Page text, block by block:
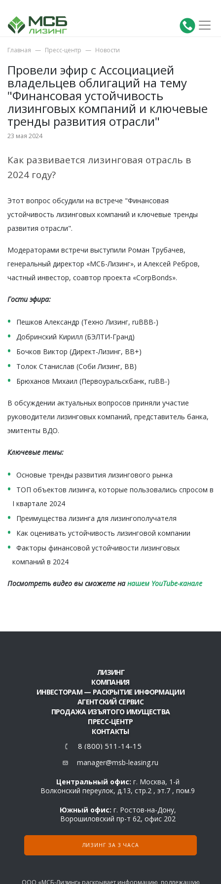
Главная Пресс-центр Новости
Провели эфир с Ассоциацией
владельцев облигаций на тему
"Финансовая устойчивость
лизинговых компаний и ключевые
тренды развития отрасли"
23 мая 2024
Как развивается лизинговая отрасль в
2024 году?
Этот вопрос обсудили на встрече "Финансовая
устойчивость лизинговых компаний и ключевые тренды
развития отрасли".
Модераторами встречи выступили Роман Трубачев,
генеральный директор «МСБ-Лизинг», и Алексей Ребров,
частный инвестор, соавтор проекта «CorpBonds».
Гости эфира:
Пешков Александр (Техно Лизинг, ruBBB-)
Добринский Кирилл (БЭЛТИ-Гранд)
Бочков Виктор (Директ-Лизинг, BB+)
Толок Станислав (Соби Лизинг, BB)
Брюханов Михаил (Первоуральскбанк, ruBB-)
В обсуждении актуальных вопросов приняли участие
руководители лизинговых компаний, представитель банка,
эмитенты ВДО.
Ключевые темы:
Основые тренды развития лизингового рынка
ТОП объектов лизинга, которые пользовались спросом в
I квартале 2024
Преимущества лизинга для лизингополучателя
Как оценивать устойчивость лизинговой компании
Факторы финансовой устойчивости лизинговых
компаний в 2024
Посмотреть видео вы сможете нанашем YouTube-канале
ЛИЗИНГ
КОМПАНИЯ
ИНВЕСТОРАМ — РАСКРЫТИЕ ИНФОРМАЦИИ
АГЕНТСКИЙ СЕРВИС
ПРОДАЖА ИЗЪЯТОГО ИМУЩЕСТВА
ПРЕСС-ЦЕНТР
КОНТАКТЫ
8 (800) 511-14-15
manager@msb-leasing.ru
Центральный офис: г. Москва, 1-й
Волконский переулок, д.13, стр.2 , эт.7 , пом.9
Южный офис: г. Ростов-на-Дону,
Ворошиловский пр-т 62, офис 202
ЛИЗИНГ ЗА 3 ЧАСА